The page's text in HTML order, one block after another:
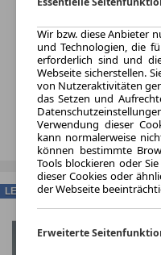
LEASING
Wir bzw. diese Anbieter
und Technologien, die
erforderlich sind und
Webseite sicherstellen.
von Nutzeraktivitäten
das Setzen und
Verwendung dieser
kann normalerweise
können bestimmte
Tools blockieren oder
dieser Cookies oder
der Webseite
Erweiterte